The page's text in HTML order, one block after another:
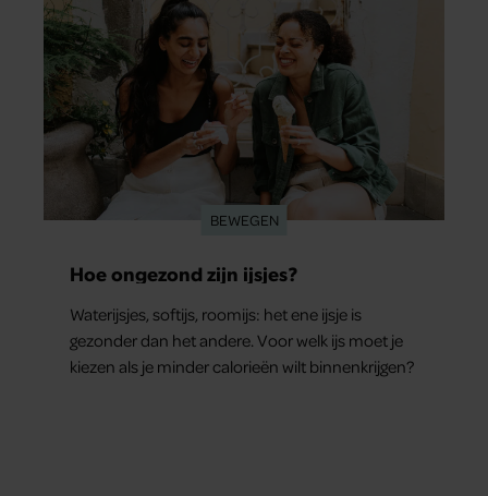
BEWEGEN
Hoe ongezond zijn ijsjes?
Waterijsjes, softijs, roomijs: het ene ijsje is
gezonder dan het andere. Voor welk ijs moet je
kiezen als je minder calorieën wilt binnenkrijgen?